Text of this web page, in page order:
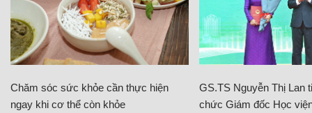
Chăm sóc sức khỏe cần thực hiện
ngay khi cơ thể còn khỏe
GS.TS Nguyễn Thị Lan
chức Giám đốc Học